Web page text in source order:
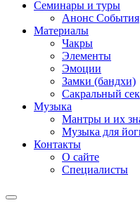
Семинары и туры
Анонс События
Материалы
Чакры
Элементы
Эмоции
Замки (бандхи)
Сакральный
Музыка
Мантры и их
Музыка для
Контакты
О сайте
Специалисты